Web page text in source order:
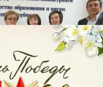
Медиа
СУЗАКТА 750
ПАЙДАЛАНУУГА
07.08.2025
Улуу Жеңиштин
29.04.2025